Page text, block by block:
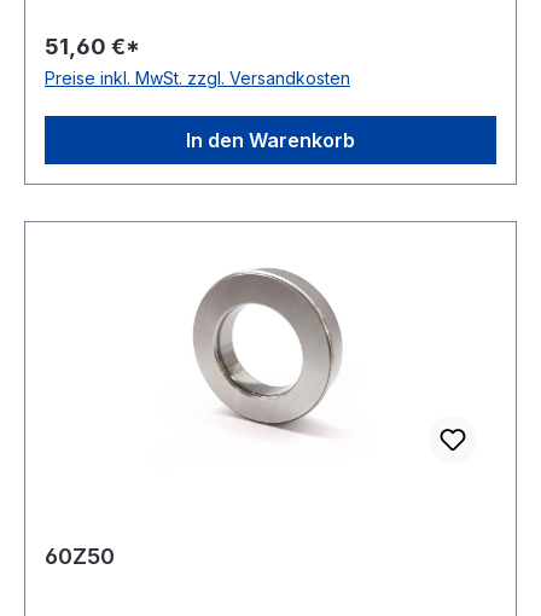
51,60 €*
Preise inkl. MwSt. zzgl. Versandkosten
In den Warenkorb
60Z50